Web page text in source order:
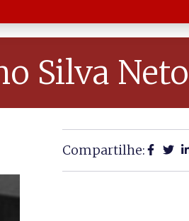
Silva Neto
Compartilhe: